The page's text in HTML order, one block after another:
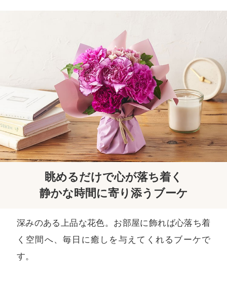
眺めるだけで心が落ち着く
静かな時間に寄り添うブーケ
深みのある上品な花色。お部屋に飾れば心落ち着
く空間へ、毎日に癒しを与えてくれるブーケで
す。